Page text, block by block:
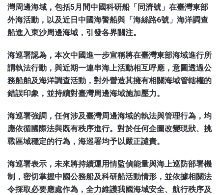
灣周邊海域，包括5月間中國科研船「同濟號」在臺灣東部
外海活動，以及近日中國海警船與「海絲路6號」海洋調查
船進入東沙周邊海域，引發各界關注。
海巡署認為，本次中國進一步宣稱將在臺灣東部海域進行所
謂執法行動，與近期一連串海上活動相互呼應，意圖透過公
務船舶及海洋調查活動，對外營造其擁有相關海域管轄權的
錯誤印象，並持續對臺灣周邊海域施加壓力。
海巡署強調，任何涉及臺灣周邊海域的執法與管理行為，均
應依循國際法與既有秩序進行。對於任何企圖改變現狀、挑
戰區域穩定的行為，海巡署均予以嚴正譴責。
海巡署表示，未來將持續運用情監偵能量與海上巡防部署機
制，密切掌握中國公務船及科研船活動情形，並依據相關法
令採取必要應處作為，全力維護我國海域安全、航行秩序及